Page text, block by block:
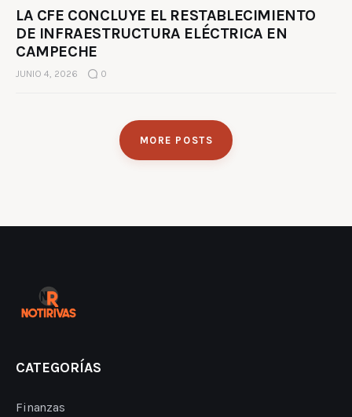
LA CFE CONCLUYE EL RESTABLECIMIENTO
DE INFRAESTRUCTURA ELÉCTRICA EN
CAMPECHE
JUNIO 4, 2026 0
MORE POSTS
CATEGORÍAS
Finanzas